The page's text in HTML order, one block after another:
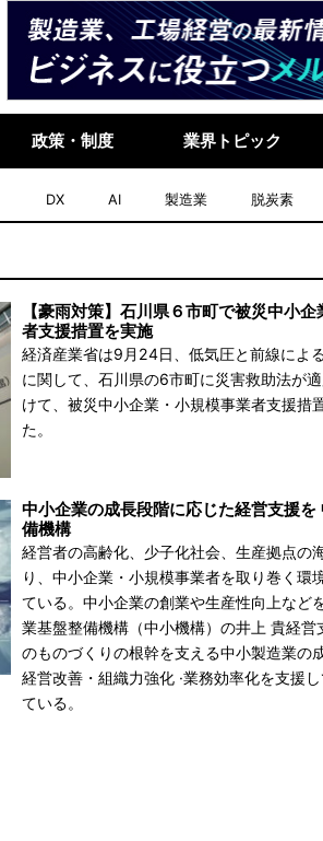
政策・制度 業界トピック
DX AI 製造業 脱炭素
経済産業省は9月24日、低気圧と前線によ
に関して、石川県の6市町に災害救助法が
けて、被災中小企業・小規模事業者支援措
た。
【豪雨対策】石川県６市町で被災中小
者支援措置を実施
経営者の高齢化、少子化社会、生産拠点の
り、中小企業・小規模事業者を取り巻く環
ている。中小企業の創業や生産性向上など
業基盤整備機構（中小機構）の井上 貴経営
のものづくりの根幹を支える中小製造業の
経営改善・組織力強化 ·業務効率化を支援
ている。
中小企業の成長段階に応じた経営支援を
備機構